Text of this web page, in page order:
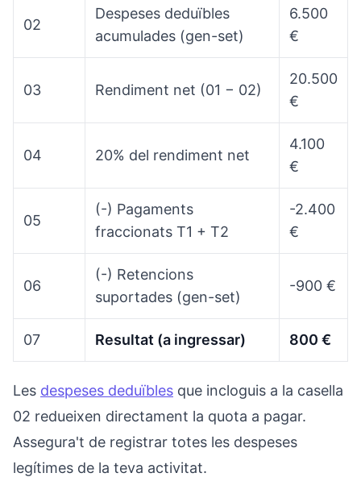
02
Despeses deduïbles
acumulades (gen-set)
6.500
€
03 Rendiment net (01 − 02)
20.500
€
04 20% del rendiment net
4.100
€
05
(-) Pagaments
fraccionats T1 + T2
-2.400
€
06
(-) Retencions
suportades (gen-set)
-900 €
07 Resultat (a ingressar) 800 €
Les despeses deduïbles que incloguis a la casella
02 redueixen directament la quota a pagar.
Assegura't de registrar totes les despeses
legítimes de la teva activitat.